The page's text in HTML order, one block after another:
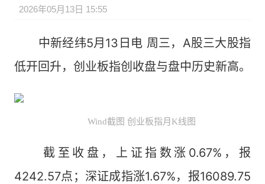
2026年05月13日 15:55
中新经纬5月13日电 周三，A股三大股指
低开回升，创业板指创收盘与盘中历史新高。
Wind截图 创业板指月K线图
截至收盘，上证指数涨0.67%，报
4242.57点；深证成指涨1.67%，报16089.75